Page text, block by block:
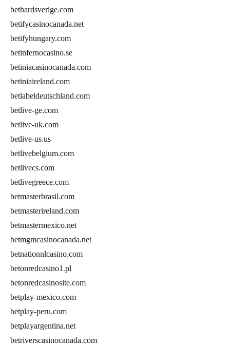
bethardsverige.com
betifycasinocanada.net
betifyhungary.com
betinfernocasino.se
betiniacasinocanada.com
betiniaireland.com
betlabeldeutschland.com
betlive-ge.com
betlive-uk.com
betlive-us.us
betlivebelgium.com
betlivecs.com
betlivegreece.com
betmasterbrasil.com
betmasterireland.com
betmastermexico.net
betmgmcasinocanada.net
betnationnlcasino.com
betonredcasino1.pl
betonredcasinosite.com
betplay-mexico.com
betplay-peru.com
betplayargentina.net
betriverscasinocanada.com